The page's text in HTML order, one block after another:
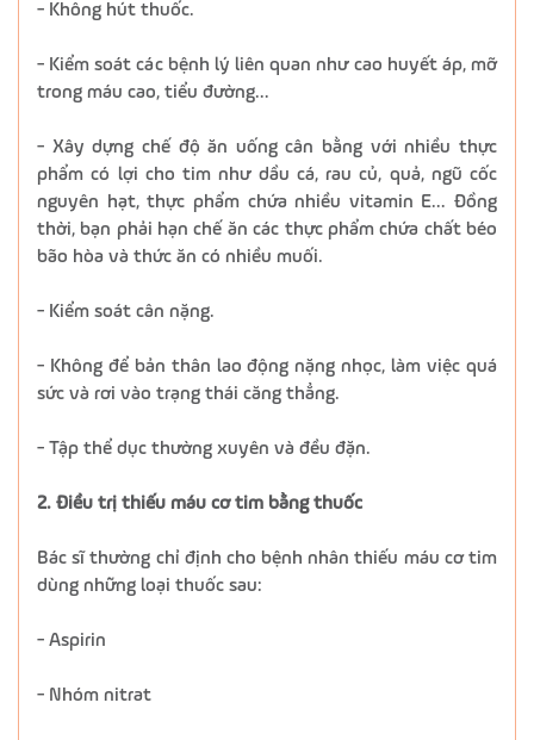
- Không hút thuốc.
- Kiểm soát các bệnh lý liên quan như cao huyết áp, mỡ
trong máu cao, tiểu đường…
- Xây dựng chế độ ăn uống cân bằng với nhiều thực
phẩm có lợi cho tim như dầu cá, rau củ, quả, ngũ cốc
nguyên hạt, thực phẩm chứa nhiều vitamin E… Đồng
thời, bạn phải hạn chế ăn các thực phẩm chứa chất béo
bão hòa và thức ăn có nhiều muối.
- Kiểm soát cân nặng.
- Không để bản thân lao động nặng nhọc, làm việc quá
sức và rơi vào trạng thái căng thẳng.
- Tập thể dục thường xuyên và đều đặn.
2. Điều trị thiếu máu cơ tim bằng thuốc
Bác sĩ thường chỉ định cho bệnh nhân thiếu máu cơ tim
dùng những loại thuốc sau:
- Aspirin
- Nhóm nitrat